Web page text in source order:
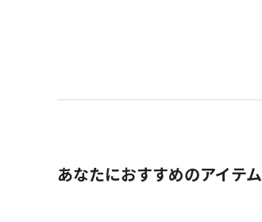
あなたにおすすめのアイテム